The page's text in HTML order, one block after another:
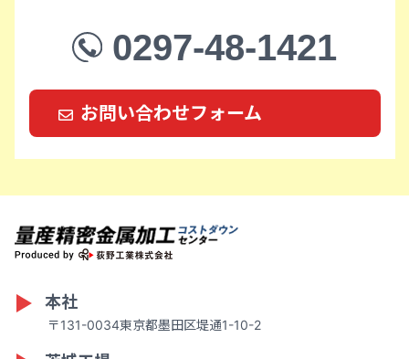
0297-48-1421
お問い合わせフォーム
本社
〒131-0034東京都墨田区堤通1-10-2